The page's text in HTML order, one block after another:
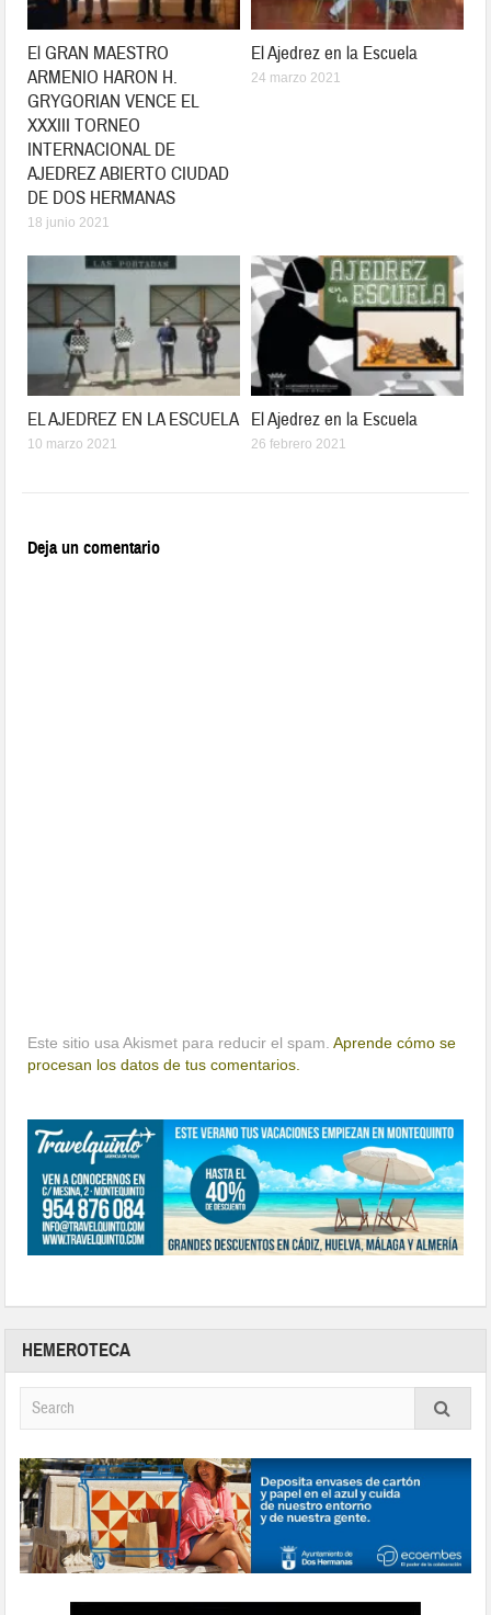
El GRAN MAESTRO
ARMENIO HARON H.
GRYGORIAN VENCE EL
XXXIII TORNEO
INTERNACIONAL DE
AJEDREZ ABIERTO CIUDAD
DE DOS HERMANAS
18 junio 2021
El Ajedrez en la Escuela
24 marzo 2021
EL AJEDREZ EN LA ESCUELA
10 marzo 2021
El Ajedrez en la Escuela
26 febrero 2021
Deja un comentario
Este sitio usa Akismet para reducir el spam.Aprende cómo se
procesan los datos de tus comentarios.
HEMEROTECA